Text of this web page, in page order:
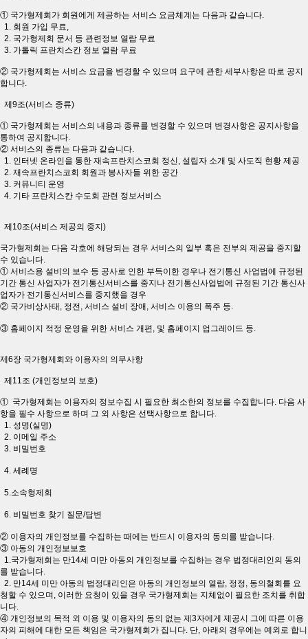
① 국가형제회가 회원에게 제공하는 서비스 요금체계는 다음과 같습니다.
1. 회원 가입 무료,
2. 국가형제회 문서 등 관련정보 열람 무료
3. 가톨릭 프란치스칸 정보 열람 무료
② 국가형제회는 서비스 요금을 변경할 수 있으며 요구에 관한 세부사항은 따로 공지
합니다.
제9조(서비스 종류)
① 국가형제회는 서비스의 내용과 종류를 변경할 수 있으며 변경사항은 공지사항을
통하여 공지합니다.
② 서비스의 종류는 다음과 같습니다.
1. 인터넷 온라인을 통한 재속프란치스코회 정신, 설립자 소개 및 사도직 현황 제공
2. 재속프란치스코회 회원과 봉사자들 위한 공간
3. 커뮤니티 운영
4. 기타 프란치스칸 수도회 관련 정보서비스
제10조(서비스 제공의 중지)
국가형제회는 다음 각호에 해당되는 경우 서비스의 일부 혹은 전부의 제공을 중지할
수 있습니다.
① 서비스용 설비의 보수 등 공사로 인한 부득이한 경우나 전기통신 사업법에 규정된
기간 통신 사업자가 전기통신서비스를 중지나 전기통신사업법에 규정된 기간 통신사
업자가 전기통신서비스를 중지했을 경우
② 국가비상사태, 정전, 서비스 설비 장애, 서비스 이용의 폭주 등.
③ 홈페이지 적정 운영을 위한 서비스 개편, 및 홈페이지 업그레이드 등.
제6장 국가형제회와 이용자의 의무사항
제11조 (개인정보의 보호)
① 국가형제회는 이용자의 정보수집 시 필요한 최소한의 정보를 수집합니다. 다음 사
항을 필수 사항으로 하며 그 외 사항은 선택사항으로 합니다.
1. 성명(실명)
2. 이메일 주소
3. 비밀번호
4. 세례명
5.소속형제회
6. 비밀번호 찾기 질문/답변
② 이용자의 개인정보를 수집하는 때에는 반드시 이용자의 동의를 받습니다.
③ 아동의 개인정보보호
1.국가형제회는 만14세 미만 아동의 개인정보를 수집하는 경우 법정대리인의 동의
를 받습니다.
2. 만14세 미만 아동의 법정대리인은 아동의 개인정보의 열람, 정정, 동의철회를 요
청할 수 있으며, 이러한 요청이 있을 경우 국가형제회는 지체없이 필요한 조치를 취합
니다.
④ 개인정보의 목적 외 이용 및 이용자의 동의 없는 제3자에게 제공시 그에 따른 이용
자의 피해에 대한 모든 책임은 국가형제회가 집니다. 단, 아래의 경우에는 예외로 합니